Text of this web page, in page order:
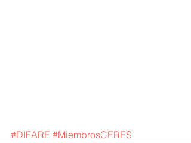
#DIFARE #MiembrosCERES